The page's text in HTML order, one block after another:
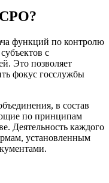
СРО?
функций по контролю
с
Это позволяет
фокус госслужбы
в состав
по принципам
Деятельность каждого
установленным